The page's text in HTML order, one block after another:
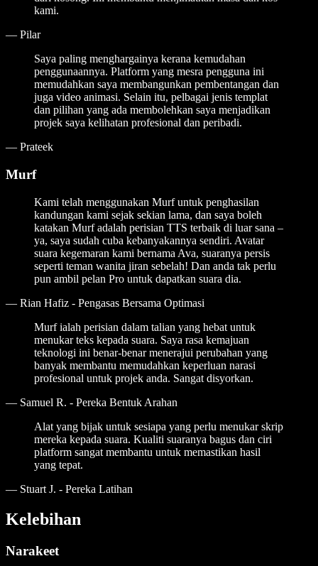
kami.
— Pilar
Saya paling menghargainya kerana kemudahan
penggunaannya. Platform yang mesra pengguna ini
memudahkan saya membangunkan pembentangan dan
juga video animasi. Selain itu, pelbagai jenis templat
dan pilihan yang ada membolehkan saya menjadikan
projek saya kelihatan profesional dan peribadi.
— Prateek
Murf
Kami telah menggunakan Murf untuk penghasilan
kandungan kami sejak sekian lama, dan saya boleh
katakan Murf adalah perisian TTS terbaik di luar sana –
ya, saya sudah cuba kebanyakannya sendiri. Avatar
suara kegemaran kami bernama Ava, suaranya persis
seperti teman wanita jiran sebelah! Dan anda tak perlu
pun ambil pelan Pro untuk dapatkan suara dia.
— Rian Hafiz - Pengasas Bersama Optimasi
Murf ialah perisian dalam talian yang hebat untuk
menukar teks kepada suara. Saya rasa kemajuan
teknologi ini benar-benar menerajui perubahan yang
banyak membantu memudahkan keperluan narasi
profesional untuk projek anda. Sangat disyorkan.
— Samuel R. - Pereka Bentuk Arahan
Alat yang bijak untuk sesiapa yang perlu menukar skrip
mereka kepada suara. Kualiti suaranya bagus dan ciri
platform sangat membantu untuk memastikan hasil
yang tepat.
— Stuart J. - Pereka Latihan
Kelebihan
Narakeet